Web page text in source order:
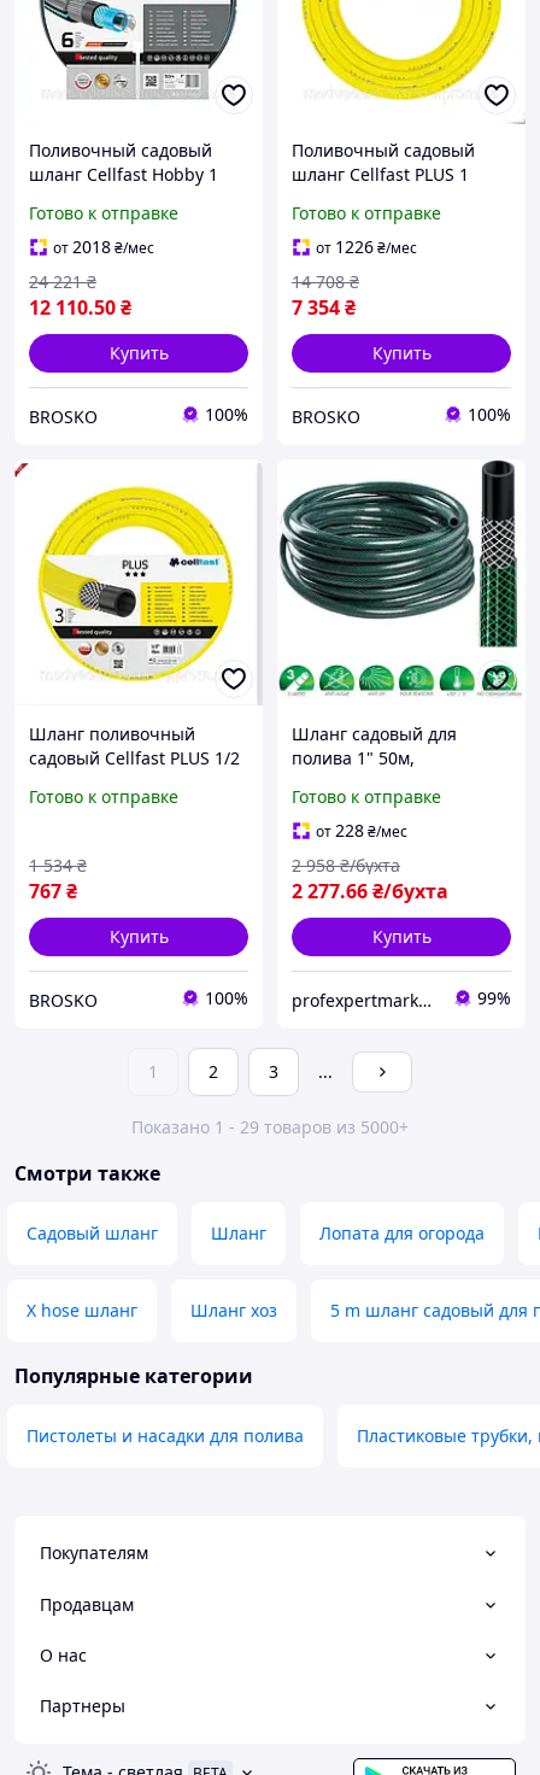
Поливочный садовый
шланг Cellfast Hobby 1
удобного полива
растений
Готово к отправке
от2018₴/мес
12 110.50₴
24 221 ₴
Купить
BROSKO 100%
Поливочный садовый
шланг Cellfast PLUS 1
метров для удобного
полива растений
Готово к отправке
от 1226₴/мес
7 354₴
14 708 ₴
Купить
BROSKO 100%
Шланг поливочный
садовый Cellfast PLUS 1/2
полива растений и
Готово к отправке
767₴
1 534 ₴
Купить
BROSKO 100%
Шланг садовый для
полива 1" 50м,
Plastik ( Метеор )
Готово к отправке
от228₴/мес
2 277.66₴/бухта
2 958 ₴/бухта
Купить
profexpertmarket.com.ua 99%
1 2 3 ...
Показано 1 - 29 товаров из 5000+
Смотри также
Садовый шланг Шланг Лопата для огорода
X hose шланг Шланг хоз 5 m шланг садовый для
Популярные категории
Пистолеты и насадки для полива Пластиковые
Покупателям
Продавцам
О нас
Партнеры